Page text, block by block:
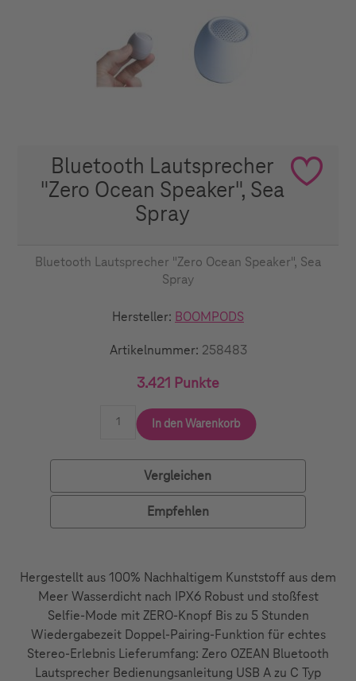
Bluetooth Lautsprecher
"Zero Ocean Speaker", Sea
Spray
Bluetooth Lautsprecher "Zero Ocean Speaker", Sea
Spray
Hersteller: BOOMPODS
Artikelnummer: 258483
3.421 Punkte
In den Warenkorb
Vergleichen
Empfehlen
Hergestellt aus 100% Nachhaltigem Kunststoff aus dem
Meer Wasserdicht nach IPX6 Robust und stoßfest
Selfie-Mode mit ZERO-Knopf Bis zu 5 Stunden
Wiedergabezeit Doppel-Pairing-Funktion für echtes
Stereo-Erlebnis Lieferumfang: Zero OZEAN Bluetooth
Lautsprecher Bedienungsanleitung USB A zu C Typ